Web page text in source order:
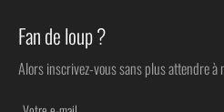
Fan de loup ?
Alors inscrivez-vous sans plus attendre à